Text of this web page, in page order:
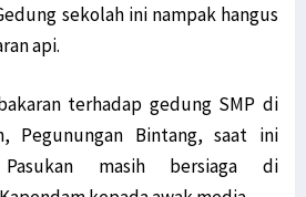
sekolah ini nampak hangus
api.
terhadap gedung SMP di
Pegunungan Bintang, saat ini
masih bersiaga di